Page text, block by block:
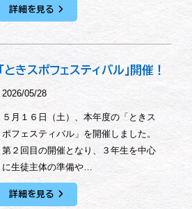
詳細を見る
「ときスポフェスティバル」開催！
2026/05/28
５月１６日（土）、本年度の「ときス
ポフェスティバル」を開催しました。
第２回目の開催となり、３年生を中心
に生徒主体の準備や…
詳細を見る